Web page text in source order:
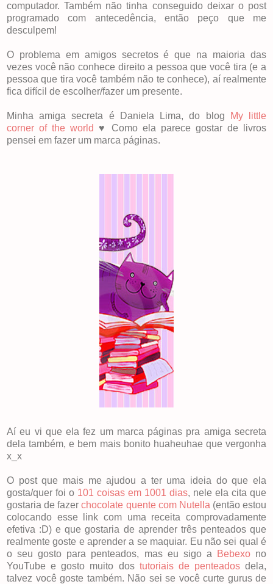
computador. Também não tinha conseguido deixar o post
programado com antecedência, então peço que me
desculpem!
O problema em amigos secretos é que na maioria das
vezes você não conhece direito a pessoa que você tira (e a
pessoa que tira você também não te conhece), aí realmente
fica difícil de escolher/fazer um presente.
Minha amiga secreta é Daniela Lima, do blog
My little
corner of the world
♥ Como ela parece gostar de livros
pensei em fazer um marca páginas.
Aí eu vi que ela fez um marca páginas pra amiga secreta
dela também, e bem mais bonito huaheuhae que vergonha
x_x
O post que mais me ajudou a ter uma ideia do que ela
gosta/quer foi o 101 coisas em 1001 dias, nele ela cita que
gostaria de fazerchocolate quente com Nutella (então estou
colocando esse link com uma receita comprovadamente
efetiva :D) e que gostaria de aprender três penteados que
realmente goste e aprender a se maquiar. Eu não sei qual é
o seu gosto para penteados, mas eu sigo a
Bebexono
YouTube e gosto muito dos tutoriais de penteadosdela,
talvez você goste também. Não sei se você curte gurus de